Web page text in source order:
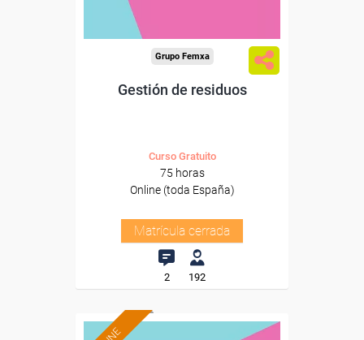
Grupo Femxa
Gestión de residuos
Curso Gratuito
75 horas
Online (toda España)
Matrícula cerrada
2 192